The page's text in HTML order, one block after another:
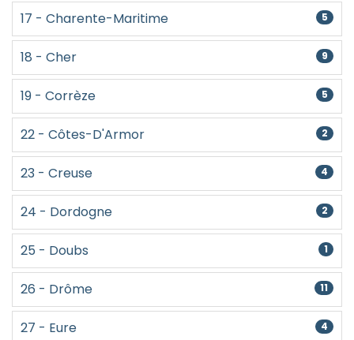
17 - Charente-Maritime 5
18 - Cher 9
19 - Corrèze 5
22 - Côtes-D'Armor 2
23 - Creuse 4
24 - Dordogne 2
25 - Doubs 1
26 - Drôme 11
27 - Eure 4